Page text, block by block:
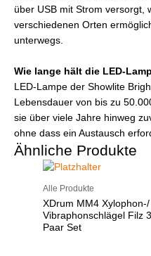
über USB mit Strom versorgt,
verschiedenen Orten
unterwegs.
Wie lange hält die LED-
LED-Lampe der Showlite
Lebensdauer von bis zu
sie über viele Jahre hinweg
ohne dass ein Austausch
Ähnliche Produkte
Alle Produkte
XDrum MM4 Xylophon-/
Vibraphonschlägel Filz 3
Paar Set